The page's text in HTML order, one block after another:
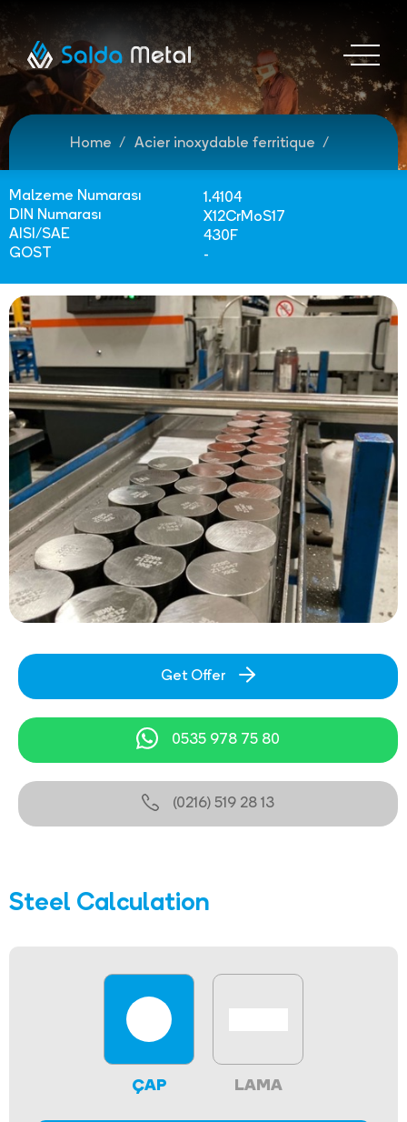
Home Acier inoxydable ferritique
Malzeme Numarası
1.4104
DIN Numarası
X12CrMoS17
AISI/SAE
430F
GOST
-
Get Offer
0535 978 75 80
(0216) 519 28 13
Steel Calculation
ÇAP LAMA